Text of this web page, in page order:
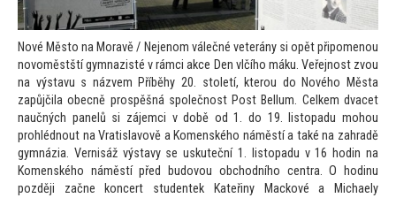
Nové Město na Moravě / Nejenom válečné veterány si opět připomenou
novoměstští gymnazisté v rámci akce Den vlčího máku. Veřejnost zvou
na výstavu s názvem Příběhy 20. století, kterou do Nového Města
zapůjčila obecně prospěšná společnost Post Bellum. Celkem dvacet
naučných panelů si zájemci v době od 1. do 19. listopadu mohou
prohlédnout na Vratislavově a Komenského náměstí a také na zahradě
gymnázia. Vernisáž výstavy se uskuteční 1. listopadu v 16 hodin na
Komenského náměstí před budovou obchodního centra. O hodinu
později začne koncert studentek Kateřiny Mackové a Michaely